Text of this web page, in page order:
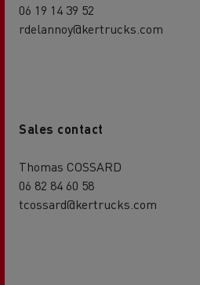
06 19 14 39 52
rdelannoy@kertrucks.com
Sales contact
Thomas COSSARD
06 82 84 60 58
tcossard@kertrucks.com